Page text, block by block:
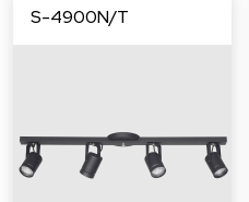
S-4900N/T